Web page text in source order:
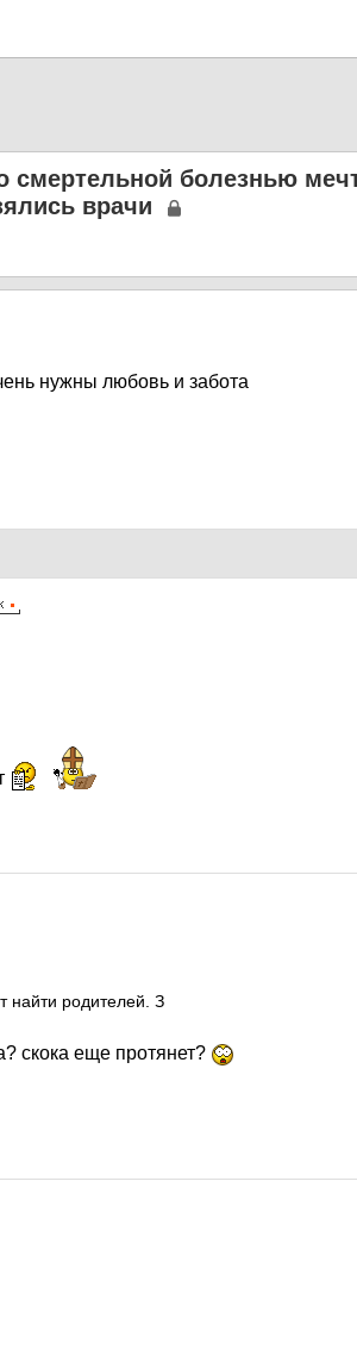
смертельной болезнью
врачи
нужны любовь и забота
найти родителей. З
скока еще протянет?